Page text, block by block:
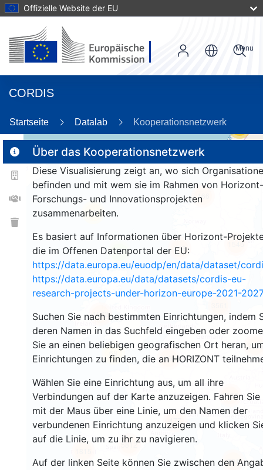
Offizielle Website der EU
CORDIS
Menu
Startseite Datalab Kooperationsnetzwerk
Über das Kooperationsnetzwerk
Diese Visualisierung zeigt an, wo sich
befinden und mit wem sie im Rahmen von Horizont-
Forschungs- und Innovationsprojekten
zusammenarbeiten.
Es basiert auf Informationen über Horizont-
die im Offenen Datenportal der EU:
https://data.europa.eu/euodp/en/data/dataset/
https://data.europa.eu/data/datasets/cordis-eu-
research-projects-under-horizon-europe-2021-2027
Suchen Sie nach bestimmten Einrichtungen, indem
deren Namen in das Suchfeld eingeben oder
Sie an einen beliebigen geografischen Ort heran,
Einrichtungen zu finden, die an HORIZONT
Wählen Sie eine Einrichtung aus, um all ihre
Verbindungen auf der Karte anzuzeigen. Fahren Sie
mit der Maus über eine Linie, um den Namen der
verbundenen Einrichtung anzuzeigen und klicken
auf die Linie, um zu ihr zu navigieren.
Auf der linken Seite können Sie zwischen den
25
9
166
263
891
5812
68
477
1572
18688
8938
2398
1546